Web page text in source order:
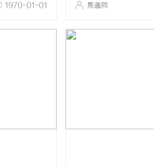
1970-01-01 易通网